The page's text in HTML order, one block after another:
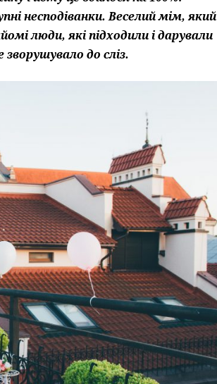
несподіванки. Веселий мім, який
люди, які підходили і дарували
до сліз.